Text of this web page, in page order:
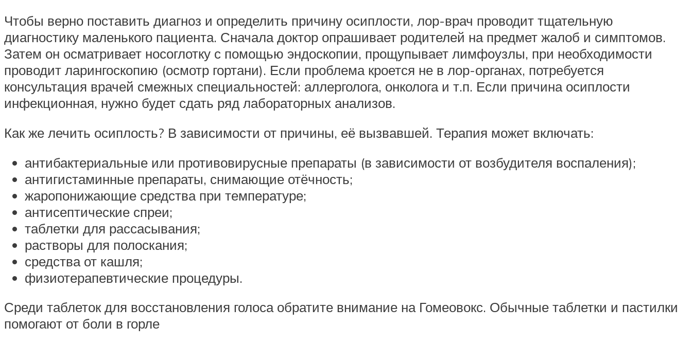
Чтобы верно поставить диагноз и определить причину осиплости, лор-врач проводит тщательную
диагностику маленького пациента. Сначала доктор опрашивает родителей на предмет жалоб и симптомов.
Затем он осматривает носоглотку с помощью эндоскопии, прощупывает лимфоузлы, при необходимости
проводит ларингоскопию (осмотр гортани). Если проблема кроется не в лор-органах, потребуется
консультация врачей смежных специальностей: аллерголога, онколога и т.п. Если причина осиплости
инфекционная, нужно будет сдать ряд лабораторных анализов.
Как же лечить осиплость? В зависимости от причины, её вызвавшей. Терапия может включать:
антибактериальные или противовирусные препараты (в зависимости от возбудителя воспаления);
антигистаминные препараты, снимающие отёчность;
жаропонижающие средства при температуре;
антисептические спреи;
таблетки для рассасывания;
растворы для полоскания;
средства от кашля;
физиотерапевтические процедуры.
Среди таблеток для восстановления голоса обратите внимание на Гомеовокс. Обычные таблетки и пастилки
помогают от боли в горле